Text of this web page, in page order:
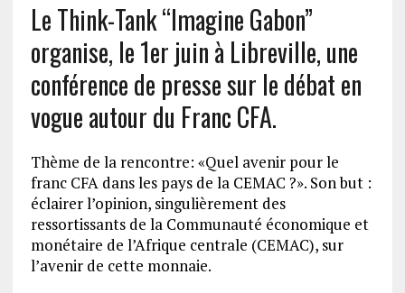
Le Think-Tank “Imagine Gabon”
organise, le 1er juin à Libreville, une
conférence de presse sur le débat en
vogue autour du Franc CFA.
Thème de la rencontre: «Quel avenir pour le
franc CFA dans les pays de la CEMAC ?». Son but :
éclairer l’opinion, singulièrement des
ressortissants de la Communauté économique et
monétaire de l’Afrique centrale (CEMAC), sur
l’avenir de cette monnaie.